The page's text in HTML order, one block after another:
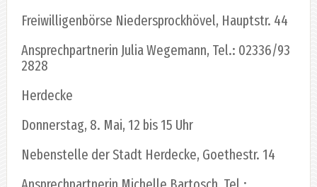
Freiwilligenbörse Niedersprockhövel, Hauptstr. 44
Ansprechpartnerin Julia Wegemann, Tel.: 02336/93
2828
Herdecke
Donnerstag, 8. Mai, 12 bis 15 Uhr
Nebenstelle der Stadt Herdecke, Goethestr. 14